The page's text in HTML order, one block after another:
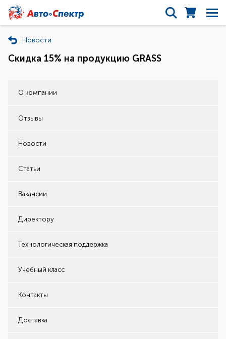
Новости
Скидка 15% на продукцию GRASS
О компании
Отзывы
Новости
Статьи
Вакансии
Директору
Технологическая поддержка
Учебный класс
Контакты
Доставка